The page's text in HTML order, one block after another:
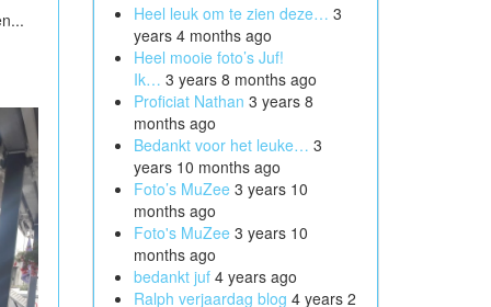
Heel leuk om te zien deze… 3
years 4 months ago
Heel mooie foto’s Juf!
Ik… 3 years 8 months ago
Proficiat Nathan 3 years 8
months ago
Bedankt voor het leuke… 3
years 10 months ago
Foto’s MuZee 3 years 10
months ago
Foto's MuZee 3 years 10
months ago
bedankt juf 4 years ago
Ralph verjaardag blog 4 years 2